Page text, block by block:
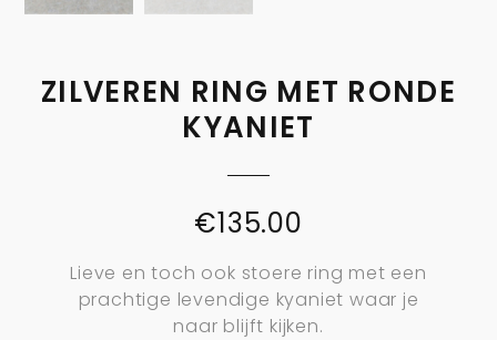
ZILVEREN RING MET RONDE
KYANIET
€135.00
Lieve en toch ook stoere ring met een
prachtige levendige kyaniet waar je
naar blijft kijken.